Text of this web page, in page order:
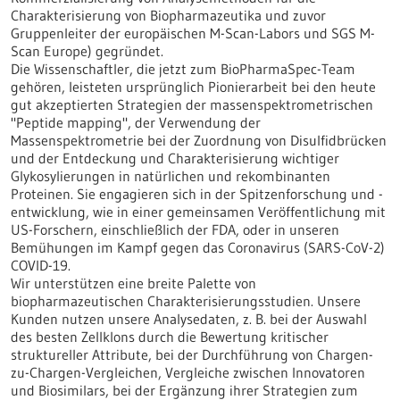
Charakterisierung von Biopharmazeutika und zuvor
Gruppenleiter der europäischen M-Scan-Labors und SGS M-
Scan Europe) gegründet.
Die Wissenschaftler, die jetzt zum BioPharmaSpec-Team
gehören, leisteten ursprünglich Pionierarbeit bei den heute
gut akzeptierten Strategien der massenspektrometrischen
"Peptide mapping", der Verwendung der
Massenspektrometrie bei der Zuordnung von Disulfidbrücken
und der Entdeckung und Charakterisierung wichtiger
Glykosylierungen in natürlichen und rekombinanten
Proteinen. Sie engagieren sich in der Spitzenforschung und -
entwicklung, wie in einer gemeinsamen Veröffentlichung mit
US-Forschern, einschließlich der FDA, oder in unseren
Bemühungen im Kampf gegen das Coronavirus (SARS-CoV-2)
COVID-19.
Wir unterstützen eine breite Palette von
biopharmazeutischen Charakterisierungsstudien. Unsere
Kunden nutzen unsere Analysedaten, z. B. bei der Auswahl
des besten Zellklons durch die Bewertung kritischer
struktureller Attribute, bei der Durchführung von Chargen-
zu-Chargen-Vergleichen, Vergleiche zwischen Innovatoren
und Biosimilars, bei der Ergänzung ihrer Strategien zum